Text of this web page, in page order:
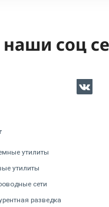
соц
утилиты
утилиты
сети
разведка